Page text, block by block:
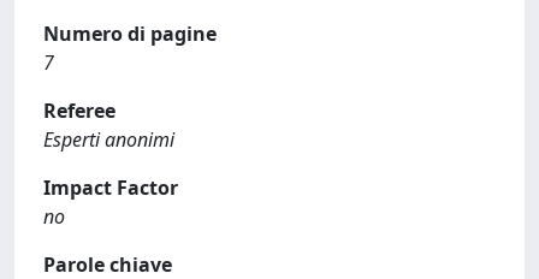
Numero di pagine
7
Referee
Esperti anonimi
Impact Factor
no
Parole chiave